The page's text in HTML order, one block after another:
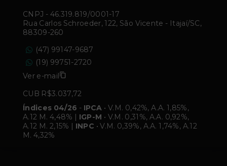
CNPJ - 46.319.819/0001-17
Rua Carlos Schroeder, 122, São Vicente - Itajaí/SC,
88309-260
(47) 99147-9687
(19) 99751-2720
Ver e-mail
CUB R$3.037,72
Índices 04/26 - IPCA • V.M. 0,42%, A.A. 1,85%,
A.12 M. 4,48% | IGP-M • V.M. 0,31%, A.A. 0,92%,
A.12 M. 2,15% | INPC • V.M. 0,39%, A.A. 1,74%, A.12
M. 4,32%